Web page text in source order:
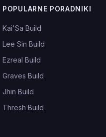
POPULARNE PORADNIKI
Kai'Sa Build
Lee Sin Build
Ezreal Build
Graves Build
Jhin Build
Thresh Build